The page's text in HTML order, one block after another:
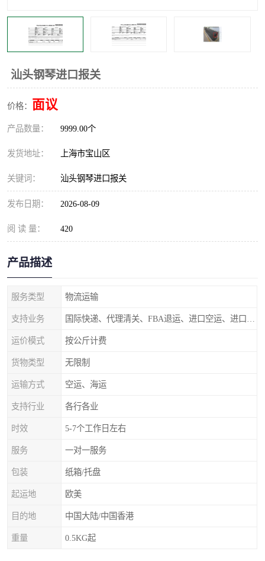
汕头钢琴进口报关
价格： 面议
产品数量： 9999.00个
发货地址： 上海市宝山区
关键词： 汕头钢琴进口报关
发布日期： 2026-08-09
阅 读 量： 420
产品描述
服务类型 物流运输
支持业务
运价模式 按公斤计费
货物类型 无限制
运输方式 空运、海运
支持行业 各行各业
时效 5-7个工作日左右
服务 一对一服务
包装 纸箱/托盘
起运地 欧美
目的地 中国大陆/中国香港
重量 0.5KG起